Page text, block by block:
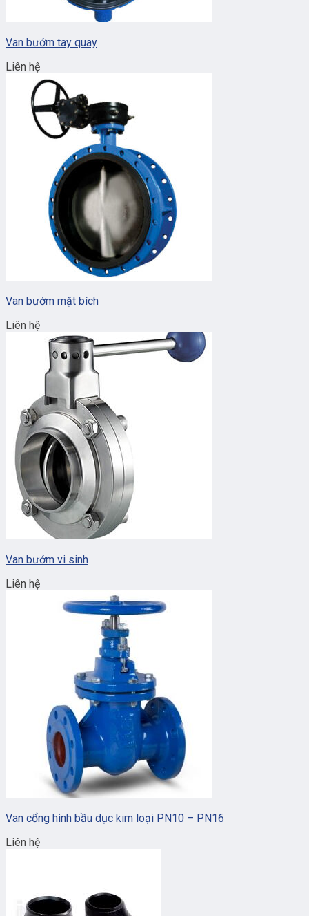
Van bướm tay quay
Liên hệ
Van bướm mặt bích
Liên hệ
Van bướm vi sinh
Liên hệ
Van cổng hình bầu dục kim loại PN10 – PN16
Liên hệ